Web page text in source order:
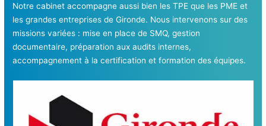
Notre cabinet accompagne aussi bien les TPE que les PME et
les grandes entreprises de Gironde. Nous intervenons sur des
missions variées : mise en place de SMQ, gestion
documentaire, préparation aux audits internes,
accompagnement à la certification et formation des équipes.